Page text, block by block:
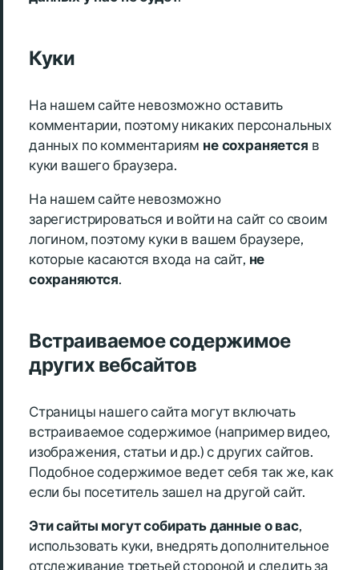
Куки
На нашем сайте невозможно оставить
комментарии, поэтому никаких персональных
данных по комментариям не сохраняется в
куки вашего браузера.
На нашем сайте невозможно
зарегистрироваться и войти на сайт со своим
логином, поэтому куки в вашем браузере,
которые касаются входа на сайт, не
сохраняются.
Встраиваемое содержимое
других вебсайтов
Страницы нашего сайта могут включать
встраиваемое содержимое (например видео,
изображения, статьи и др.) с других сайтов.
Подобное содержимое ведет себя так же, как
если бы посетитель зашел на другой сайт.
Эти сайты могут собирать данные о вас,
использовать куки, внедрять дополнительное
отслеживание третьей стороной и следить за